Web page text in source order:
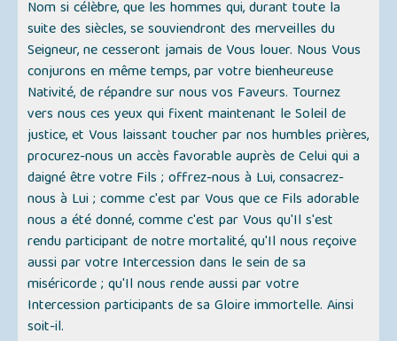
Nom si célèbre, que les hommes qui, durant toute la
suite des siècles, se souviendront des merveilles du
Seigneur, ne cesseront jamais de Vous louer. Nous Vous
conjurons en même temps, par votre bienheureuse
Nativité, de répandre sur nous vos Faveurs. Tournez
vers nous ces yeux qui fixent maintenant le Soleil de
justice, et Vous laissant toucher par nos humbles prières,
procurez-nous un accès favorable auprès de Celui qui a
daigné être votre Fils ; offrez-nous à Lui, consacrez-
nous à Lui ; comme c'est par Vous que ce Fils adorable
nous a été donné, comme c'est par Vous qu'Il s'est
rendu participant de notre mortalité, qu'Il nous reçoive
aussi par votre Intercession dans le sein de sa
miséricorde ; qu'Il nous rende aussi par votre
Intercession participants de sa Gloire immortelle. Ainsi
soit-il.